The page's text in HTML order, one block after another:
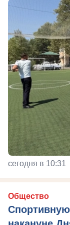
сегодня в 10:31
Общество